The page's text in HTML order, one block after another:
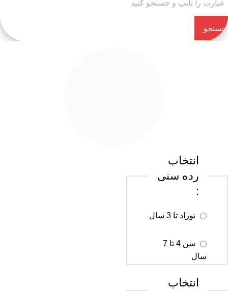
جستجو
انتخاب
رده سنی
:
سن 4 تا 7
سال
انتخاب